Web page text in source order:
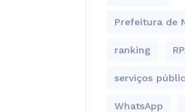
Prefeitura de
ranking
serviços
WhatsApp